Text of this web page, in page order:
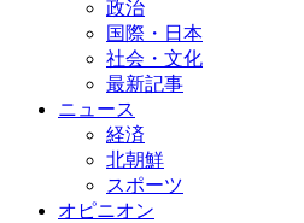
政治
国際・日本
社会・文化
最新記事
ニュース
経済
北朝鮮
スポーツ
オピニオン